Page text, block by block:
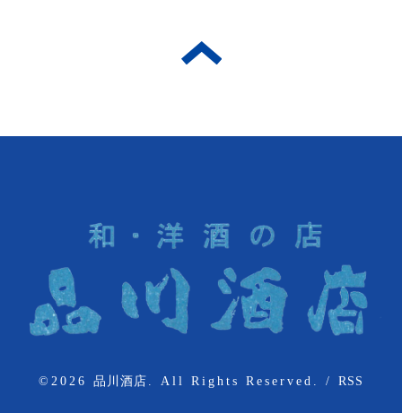
©2026 品川酒店 . All Rights Reserved. / RSS